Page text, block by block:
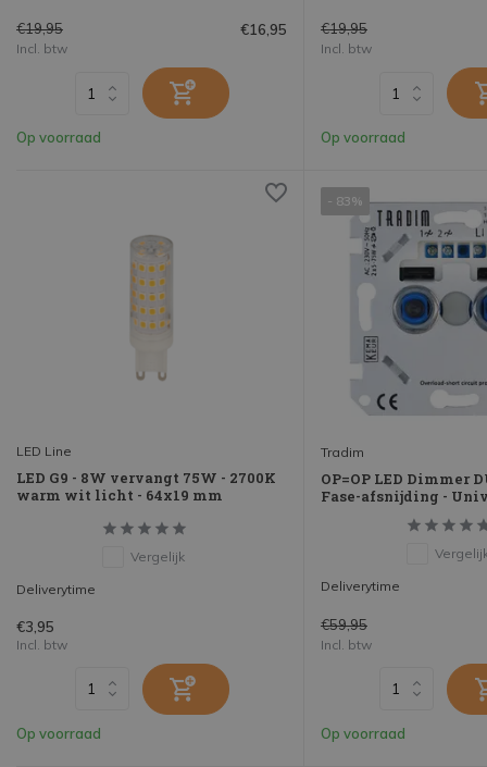
€19,95 €16,95
Incl. btw
Op voorraad
€19,95
Incl. btw
Op voorraad
LED Line
LED G9 - 8W vervangt 75W - 2700K
warm wit licht - 64x19 mm
Vergelijk
Deliverytime
€3,95
Incl. btw
Op voorraad
- 83%
Tradim
OP=OP LED Dimmer
Fase-afsnijding -
Deliverytime
€59,95
Incl. btw
Op voorraad